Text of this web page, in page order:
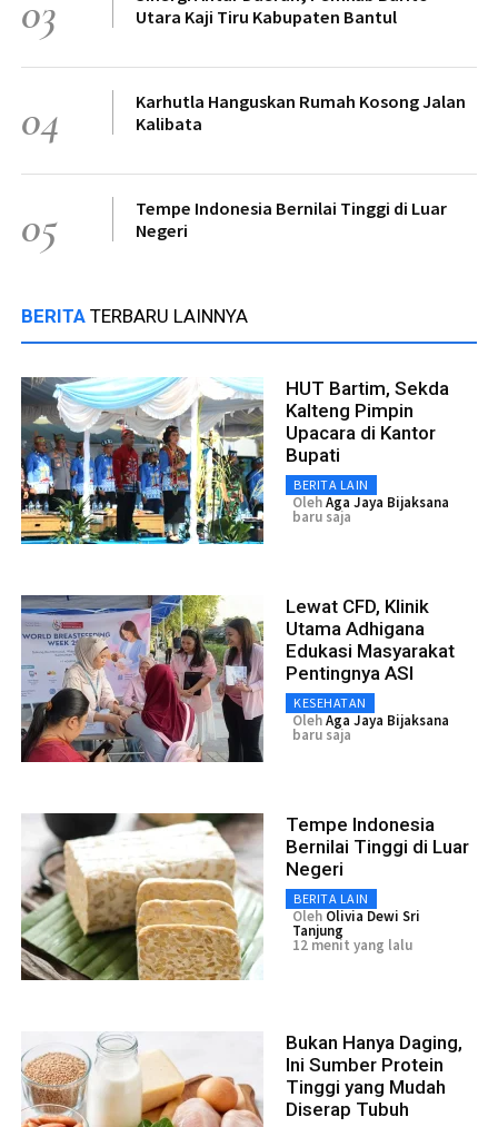
03
Utara Kaji Tiru Kabupaten Bantul
04
Karhutla Hanguskan Rumah Kosong Jalan
Kalibata
05
Tempe Indonesia Bernilai Tinggi di Luar
Negeri
BERITA TERBARU LAINNYA
HUT Bartim, Sekda
Kalteng Pimpin
Upacara di Kantor
Bupati
BERITA LAIN
OlehAga Jaya Bijaksana
baru saja
Lewat CFD, Klinik
Utama Adhigana
Edukasi Masyarakat
Pentingnya ASI
KESEHATAN
OlehAga Jaya Bijaksana
baru saja
Tempe Indonesia
Bernilai Tinggi di Luar
Negeri
BERITA LAIN
Oleh Olivia Dewi Sri
Tanjung
12 menit yang lalu
Bukan Hanya Daging,
Ini Sumber Protein
Tinggi yang Mudah
Diserap Tubuh